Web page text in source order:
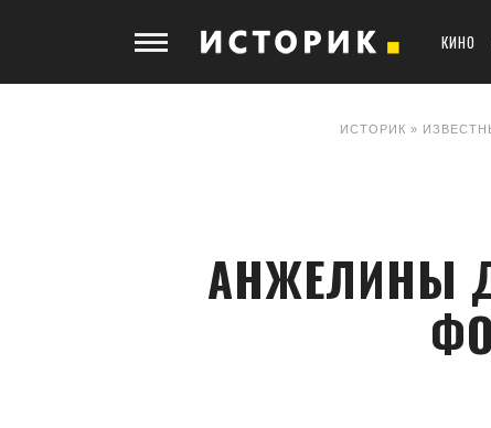
КИНО
ИСТОРИК »
АНЖЕЛИНЫ